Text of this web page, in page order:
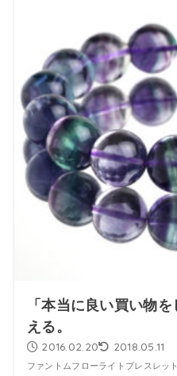
「本当に良い買い物
える。
2016.02.20 2018.05.11
ファントムフローライトブレスレッ